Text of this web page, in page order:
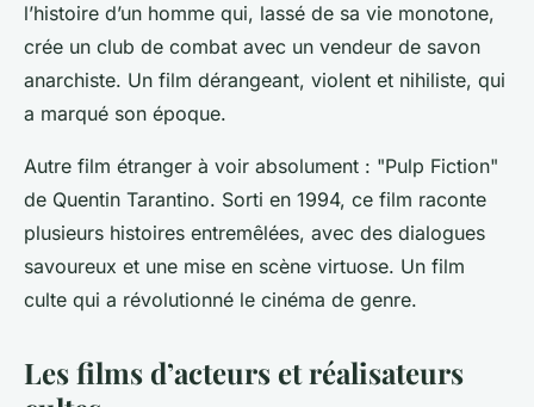
l’histoire d’un homme qui, lassé de sa vie monotone,
crée un club de combat avec un vendeur de savon
anarchiste. Un film dérangeant, violent et nihiliste, qui
a marqué son époque.
Autre film étranger à voir absolument : "Pulp Fiction"
de Quentin Tarantino. Sorti en 1994, ce film raconte
plusieurs histoires entremêlées, avec des dialogues
savoureux et une mise en scène virtuose. Un film
culte qui a révolutionné le cinéma de genre.
Les films d’acteurs et réalisateurs